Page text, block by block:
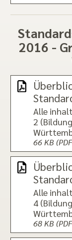
2016 -
Alle
2
66 KB
Alle
4
68 KB